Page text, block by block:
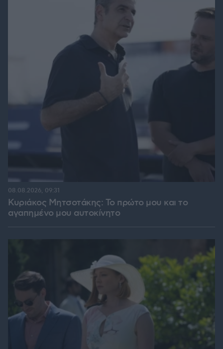
Κυριάκος Μητσοτάκης: Το πρώτο μου και το
αγαπημένο μου αυτοκίνητο
08.08.2026, 09:31